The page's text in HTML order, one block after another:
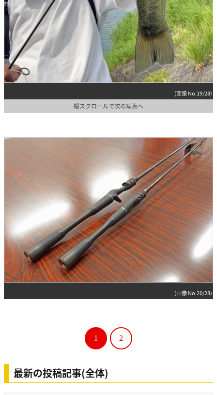
(画像 No.19/28)
縦スクロールで次の写真へ
(画像 No.20/28)
1 2
最新の投稿記事(全体)